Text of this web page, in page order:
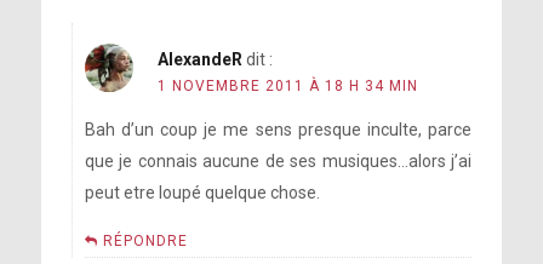
AlexandeR dit :
1 NOVEMBRE 2011 À 18 H 34 MIN
Bah d’un coup je me sens presque inculte, parce
que je connais aucune de ses musiques…alors j’ai
peut etre loupé quelque chose.
RÉPONDRE